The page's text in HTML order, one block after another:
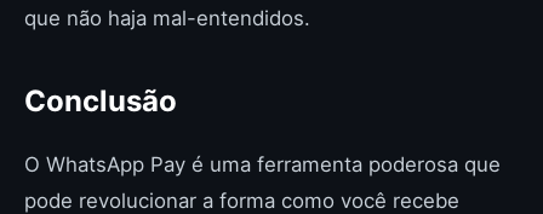
que não haja mal-entendidos.
Conclusão
O WhatsApp Pay é uma ferramenta poderosa que
pode revolucionar a forma como você recebe